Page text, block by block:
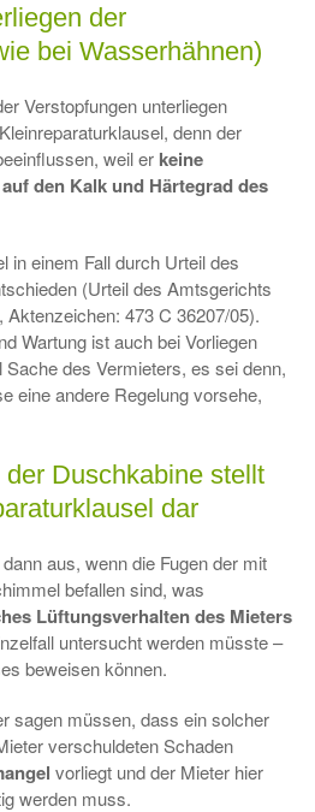
der
bei Wasserhähnen)
Verstopfungen unterliegen
denn der
weil er keine
den Kalk und Härtegrad des
in einem Fall durch Urteil des
(Urteil des Amtsgerichts
473 C 36207/05).
Wartung ist auch bei Vorliegen
des Vermieters, es sei denn,
eine andere Regelung vor­sehe,
Duschkabine stellt
dar
aus, wenn die Fugen der mit
befallen sind, was
Lüftungsverhalten des Mieters
untersucht werden müsste –
beweisen können.
sagen müssen, dass ein solcher
verschuldeten Schaden
vorliegt und der Mieter hier
werden muss.